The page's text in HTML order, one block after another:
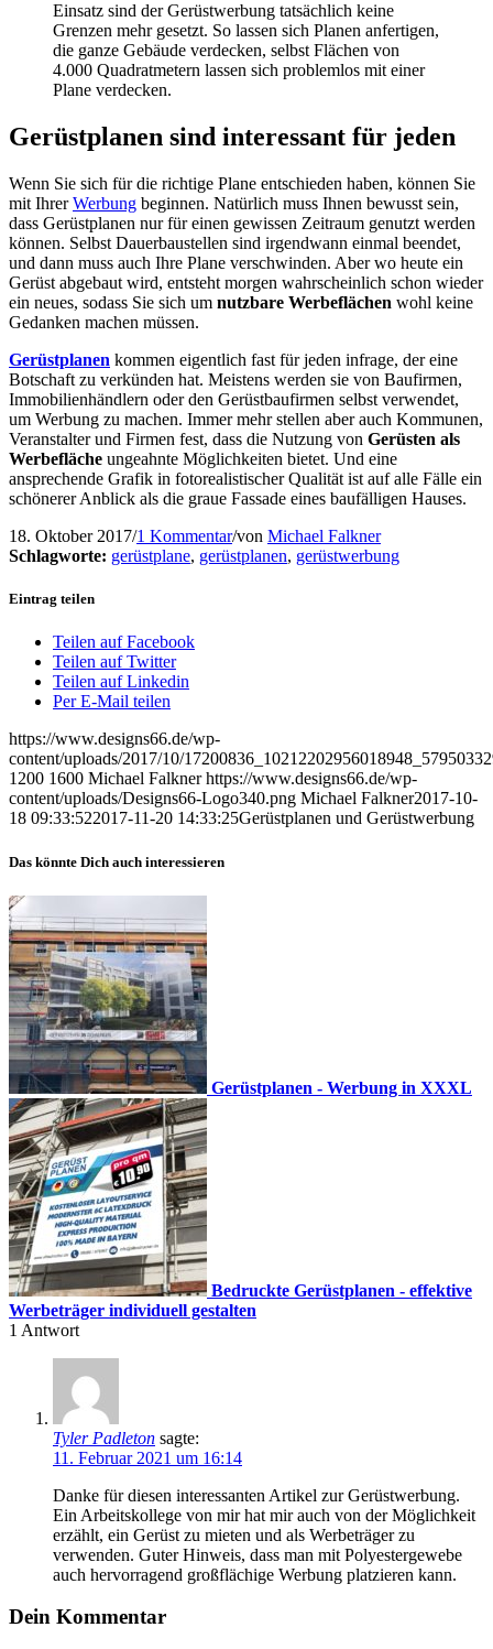
Einsatz sind der Gerüstwerbung tatsächlich keine
Grenzen mehr gesetzt. So lassen sich Planen anfertigen,
die ganze Gebäude verdecken, selbst Flächen von
4.000 Quadratmetern lassen sich problemlos mit einer
Plane verdecken.
Gerüstplanen sind interessant für jeden
Wenn Sie sich für die richtige Plane entschieden haben, können Sie
mit IhrerWerbung beginnen. Natürlich muss Ihnen bewusst sein,
dass Gerüstplanen nur für einen gewissen Zeitraum genutzt werden
können. Selbst Dauerbaustellen sind irgendwann einmal beendet,
und dann muss auch Ihre Plane verschwinden. Aber wo heute ein
Gerüst abgebaut wird, entsteht morgen wahrscheinlich schon wieder
ein neues, sodass Sie sich um nutzbare Werbeflächen wohl keine
Gedanken machen müssen.
Gerüstplanen kommen eigentlich fast für jeden infrage, der eine
Botschaft zu verkünden hat. Meistens werden sie von Baufirmen,
Immobilienhändlern oder den Gerüstbaufirmen selbst verwendet,
um Werbung zu machen. Immer mehr stellen aber auch Kommunen,
Veranstalter und Firmen fest, dass die Nutzung von Gerüsten als
Werbefläche ungeahnte Möglichkeiten bietet. Und eine
ansprechende Grafik in fotorealistischer Qualität ist auf alle Fälle ein
schönerer Anblick als die graue Fassade eines baufälligen Hauses.
18. Oktober 2017/1 Kommentar/von Michael Falkner
Schlagworte: gerüstplane, gerüstplanen, gerüstwerbung
Eintrag teilen
Teilen auf Facebook
Teilen auf Twitter
Teilen auf Linkedin
Per E-Mail teilen
https://www.designs66.de/wp-
content/uploads/2017/10/
1200 1600 Michael Falkner https://www.designs66.de/wp-
content/uploads/Designs66-Logo340.png Michael Falkner2017-10-
18 09:33:522017-11-20 14:33:25Gerüstplanen und Gerüstwerbung
Das könnte Dich auch interessieren
Gerüstplanen - Werbung in XXXL
Bedruckte Gerüstplanen - effektive
Werbeträger individuell gestalten
1 Antwort
Tyler Padleton sagte:
11. Februar 2021 um 16:14
Danke für diesen interessanten Artikel zur Gerüstwerbung.
Ein Arbeitskollege von mir hat mir auch von der Möglichkeit
erzählt, ein Gerüst zu mieten und als Werbeträger zu
verwenden. Guter Hinweis, dass man mit Polyestergewebe
auch hervorragend großflächige Werbung platzieren kann.
Dein Kommentar